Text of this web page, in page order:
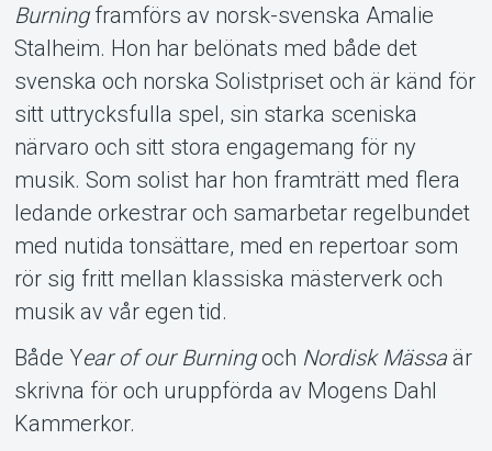
Burningframförs av norsk-svenska Amalie
Stalheim. Hon har belönats med både det
svenska och norska Solistpriset och är känd för
sitt uttrycksfulla spel, sin starka sceniska
närvaro och sitt stora engagemang för ny
musik. Som solist har hon framträtt med flera
ledande orkestrar och samarbetar regelbundet
med nutida tonsättare, med en repertoar som
rör sig fritt mellan klassiska mästerverk och
musik av vår egen tid.
Både Year of our Burningoch Nordisk Mässaär
skrivna för och uruppförda av Mogens Dahl
Kammerkor.